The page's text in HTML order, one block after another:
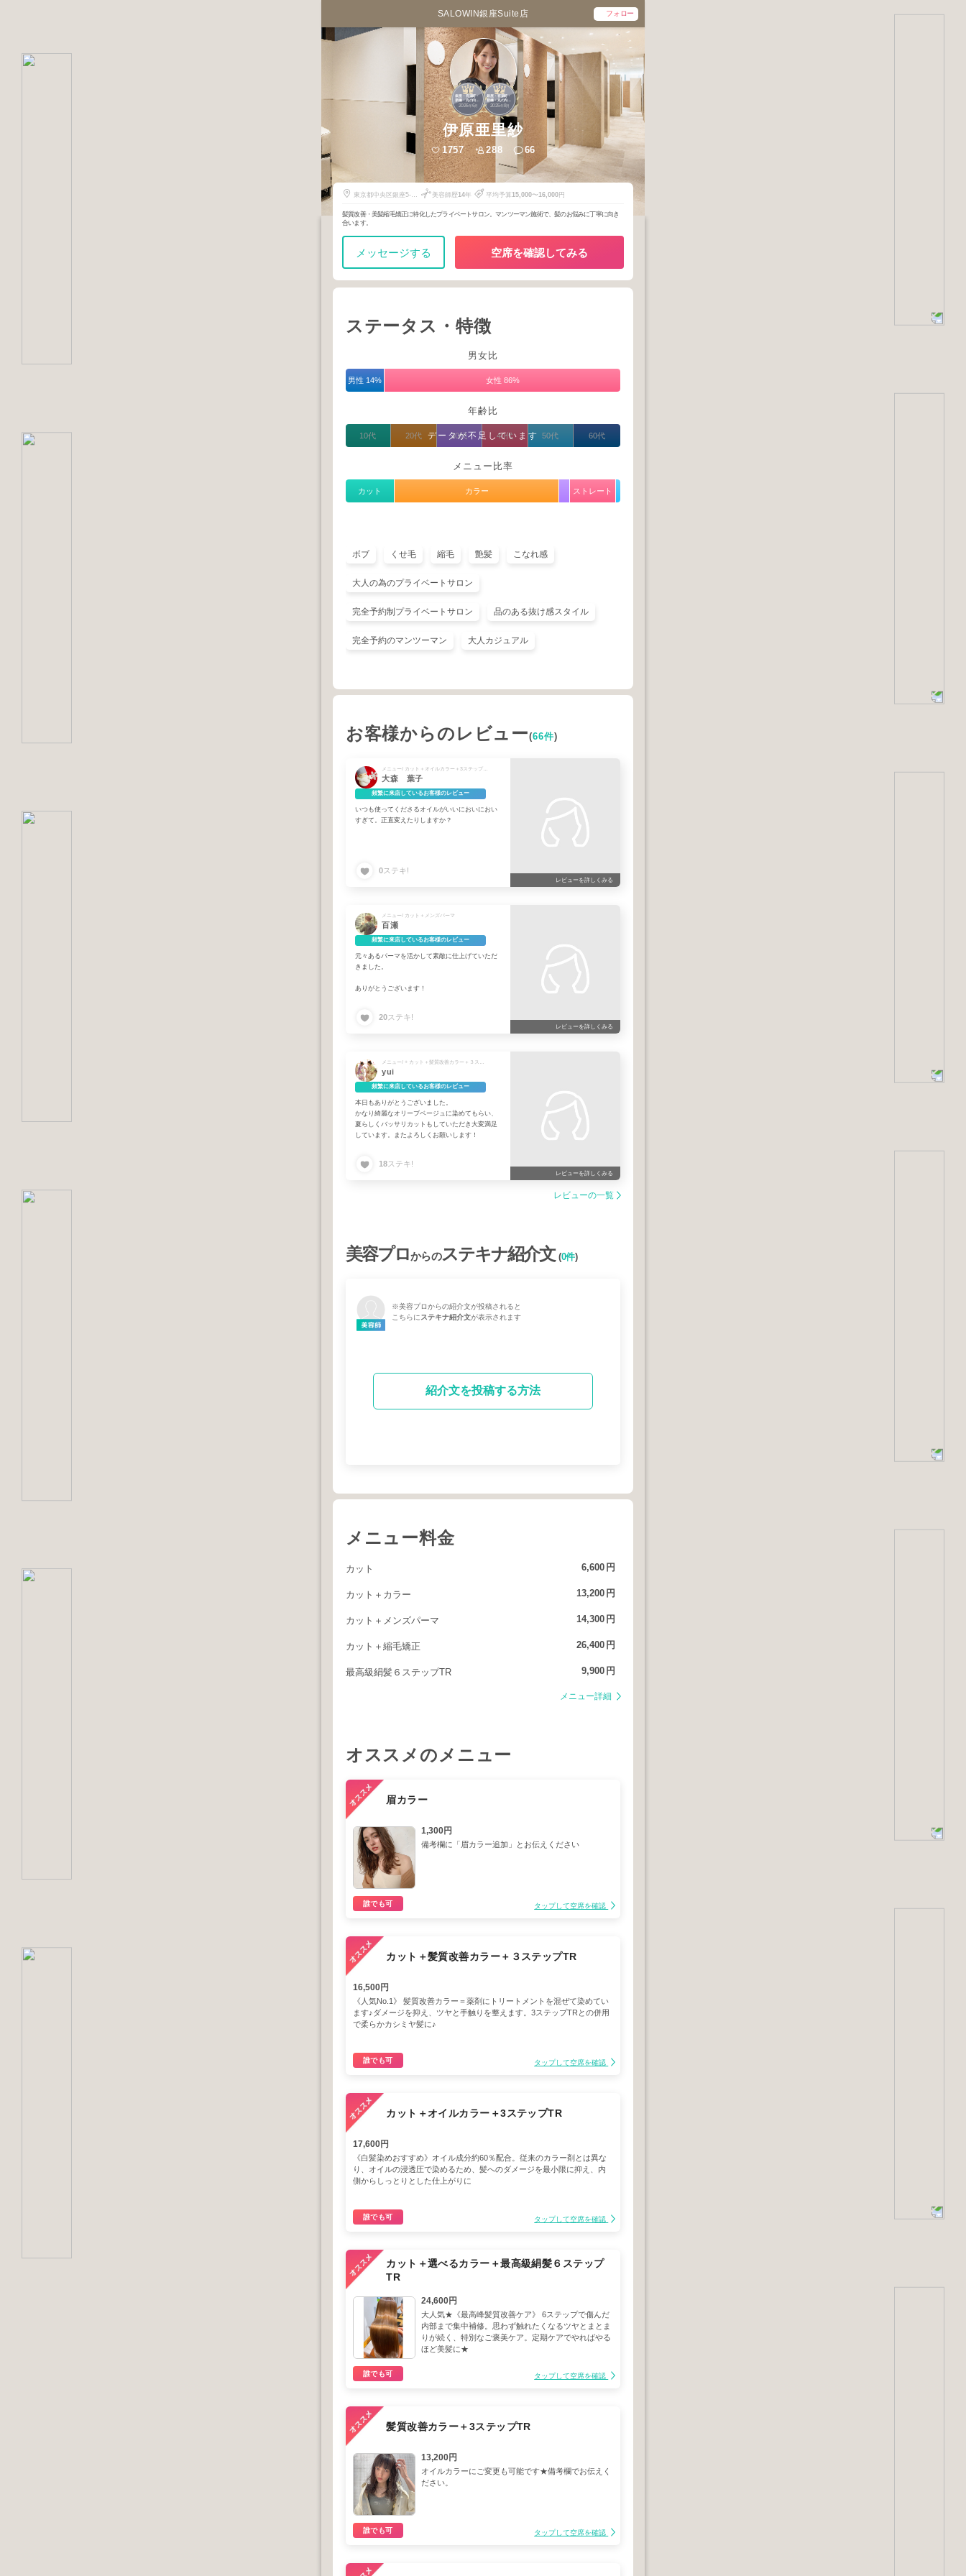
SALOWIN銀座Suite店 フォロー
1
銀座・有楽町・
新橋・丸の内・
日本橋
2026年6月
2
銀座・有楽町・
新橋・丸の内・
日本橋
2025年8月
伊原亜里紗
1757 288 66
東京都中央区銀座5-
美容師歴14年 平均予算15,000〜16,000円
髪質改善・美髪縮毛矯正に特化したプライベートサロン。マンツーマン施術で、髪のお悩みに丁寧に向き
合います。
メッセージする 空席を確認してみる
ステータス・特徴
男女比
男性 14% 女性 86%
年齢比
データが不足しています
10代 20代 30代 40代 50代 60代
メニュー比率
カット カラー ストレート
ボブ くせ毛 縮毛 艶髪 こなれ感
大人の為のプライベートサロン
完全予約制プライベートサロン 品のある抜け感スタイル
完全予約のマンツーマン 大人カジュアル
お客様からのレビュー(66件)
大森 葉子
頻繁に来店しているお客様のレビュー
いつも使ってくださるオイルがいいにおいにおい
すぎて。正直変えたりしますか？
0ステキ!
レビューを詳しくみる
メニュー/ カット＋メンズパーマ
百瀬
頻繁に来店しているお客様のレビュー
元々あるパーマを活かして素敵に仕上げていただ
きました。
ありがとうございます！
20ステキ!
レビューを詳しくみる
yui
頻繁に来店しているお客様のレビュー
本日もありがとうございました。
かなり綺麗なオリーブベージュに染めてもらい、
夏らしくバッサリカットもしていただき大変満足
しています。またよろしくお願いします！
18ステキ!
レビューを詳しくみる
レビューの一覧
美容プロからのステキナ紹介文(0件)
※美容プロからの紹介文が投稿されると
こちらにステキナ紹介文が表示されます
紹介文を投稿する方法
メニュー料金
カット 6,600 円
カット＋カラー 13,200 円
カット＋メンズパーマ 14,300 円
カット＋縮毛矯正 26,400 円
最高級絹髪６ステップTR 9,900 円
メニュー詳細
オススメのメニュー
眉カラー
1,300円
備考欄に「眉カラー追加」とお伝えください
誰でも可 タップして空席を確認
カット＋髪質改善カラー＋３ステップTR
16,500円
《人気No.1》 髪質改善カラー＝薬剤にトリートメントを混ぜて染めてい
ます♪ダメージを抑え、ツヤと手触りを整えます。3ステップTRとの併用
で柔らかカシミヤ髪に♪
誰でも可 タップして空席を確認
カット＋オイルカラー＋3ステップTR
17,600円
《白髪染めおすすめ》オイル成分約60％配合。従来のカラー剤とは異な
り、オイルの浸透圧で染めるため、髪へのダメージを最小限に抑え、内
側からしっとりとした仕上がりに
誰でも可 タップして空席を確認
カット＋選べるカラー＋最高級絹髪６ステップ
TR
24,600円
大人気★《最高峰髪質改善ケア》 6ステップで傷んだ
内部まで集中補修。思わず触れたくなるツヤとまとま
りが続く、特別なご褒美ケア。定期ケアでやればやる
ほど美髪に★
誰でも可 タップして空席を確認
髪質改善カラー＋3ステップTR
13,200円
オイルカラーにご変更も可能です★備考欄でお伝えく
ださい。
誰でも可 タップして空席を確認